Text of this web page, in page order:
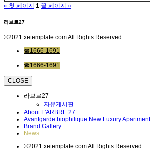
« 첫 페이지 1 끝 페이지 »
라브르27
©2021 xetemplate.com All Rights Reserved.
☎1666-1691
☎1666-1691
CLOSE
라브르27
자유게시판
About L'ARBRE 27
Avantgarde biophilique New Luxury
Brand Gallery
News
©2021 xetemplate.com All Rights Reserved.